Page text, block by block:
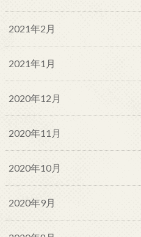
2021年2月
2021年1月
2020年12月
2020年11月
2020年10月
2020年9月